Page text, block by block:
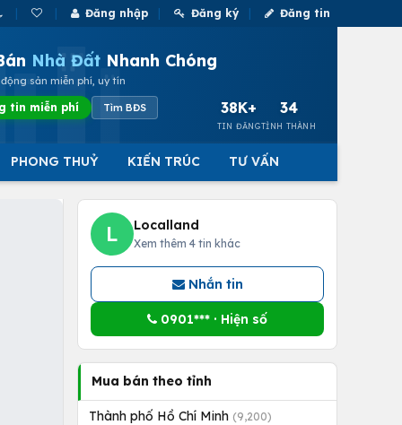
Đăng nhập Đăng ký Đăng tin
Nhà Đất Nhanh Chóng
sản miễn phí, uy tín
tin miễn phí Tìm BĐS 38K+
TIN ĐĂNG
34
TỈNH THÀNH
PHONG THUỶ KIẾN TRÚC TƯ VẤN
L Localland
Xem thêm 4 tin khác
Nhắn tin
0901*** · Hiện số
Mua bán theo tỉnh
Thành phố Hồ Chí Minh (9,200)